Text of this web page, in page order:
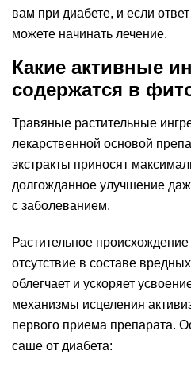
вам при диабете, и если
можете начинать лечение.
Какие активные
содержатся в
Травяные растительные
лекарственной основой
экстракты приносят
долгожданное улучшение
с заболеванием.
Растительное
отсутствие в составе
облегчает и ускоряет
механизмы исцеления
первого приема препарата.
саше от диабета: